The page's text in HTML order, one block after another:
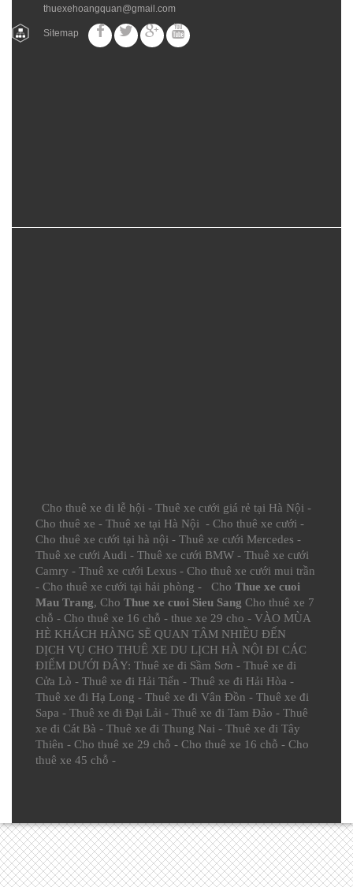
thuexehoangquan@gmail.com
Sitemap
Cho thuê xe đi lễ hội - Thuê xe cưới giá rẻ tại Hà Nội -
Cho thuê xe - Thuê xe tại Hà Nội - Cho thuê xe cưới -
Cho thuê xe cưới tại hà nội - Thuê xe cưới Mercedes -
Thuê xe cưới Audi - Thuê xe cưới BMW - Thuê xe cưới
Camry - Thuê xe cưới Lexus - Cho thuê xe cưới mui trần
- Cho thuê xe cưới tại hải phòng - Cho Thue xe cuoi
Mau Trang, Cho Thue xe cuoi Sieu Sang Cho thuê xe 7
chỗ - Cho thuê xe 16 chỗ - thue xe 29 cho - VÀO MÙA
HÈ KHÁCH HÀNG SẼ QUAN TÂM NHIỀU ĐẾN
DỊCH VỤ CHO THUÊ XE DU LỊCH HÀ NỘI ĐI CÁC
ĐIỂM DƯỚI ĐÂY: Thuê xe đi Sầm Sơn - Thuê xe đi
Cửa Lò - Thuê xe đi Hải Tiến - Thuê xe đi Hải Hòa -
Thuê xe đi Hạ Long - Thuê xe đi Vân Đồn - Thuê xe đi
Sapa - Thuê xe đi Đại Lải - Thuê xe đi Tam Đảo - Thuê
xe đi Cát Bà - Thuê xe đi Thung Nai - Thuê xe đi Tây
Thiên - Cho thuê xe 29 chỗ - Cho thuê xe 16 chỗ - Cho
thuê xe 45 chỗ -